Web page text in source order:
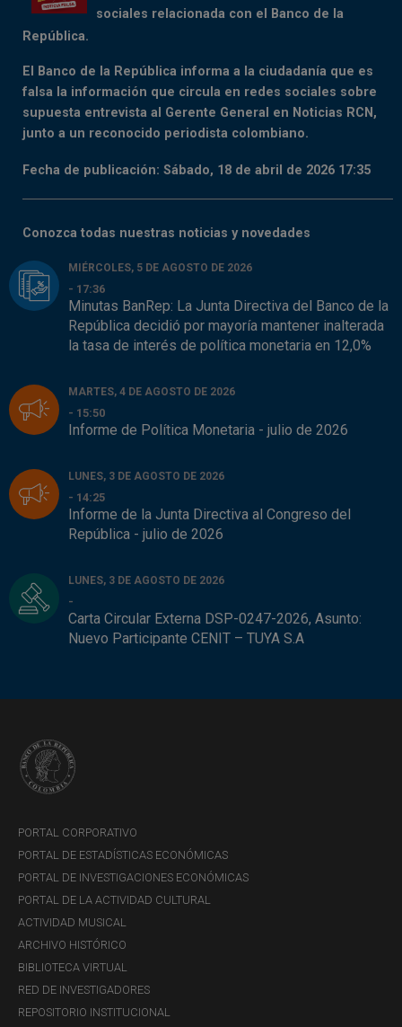
sociales relacionada con el Banco de la
República.
El Banco de la República informa a la ciudadanía que es
falsa la información que circula en redes sociales sobre
supuesta entrevista al Gerente General en Noticias RCN,
junto a un reconocido periodista colombiano.
Fecha de publicación: Sábado, 18 de abril de 2026 17:35
Conozca todas nuestras noticias y novedades
MIÉRCOLES, 5 DE AGOSTO DE 2026
- 17:36
Minutas BanRep: La Junta Directiva del Banco de la
República decidió por mayoría mantener inalterada
la tasa de interés de política monetaria en 12,0%
MARTES, 4 DE AGOSTO DE 2026
- 15:50
Informe de Política Monetaria - julio de 2026
LUNES, 3 DE AGOSTO DE 2026
- 14:25
Informe de la Junta Directiva al Congreso del
República - julio de 2026
LUNES, 3 DE AGOSTO DE 2026
-
Carta Circular Externa DSP-0247-2026, Asunto:
Nuevo Participante CENIT – TUYA S.A
PORTAL CORPORATIVO
PORTAL DE ESTADÍSTICAS ECONÓMICAS
PORTAL DE INVESTIGACIONES ECONÓMICAS
PORTAL DE LA ACTIVIDAD CULTURAL
ACTIVIDAD MUSICAL
ARCHIVO HISTÓRICO
BIBLIOTECA VIRTUAL
RED DE INVESTIGADORES
REPOSITORIO INSTITUCIONAL